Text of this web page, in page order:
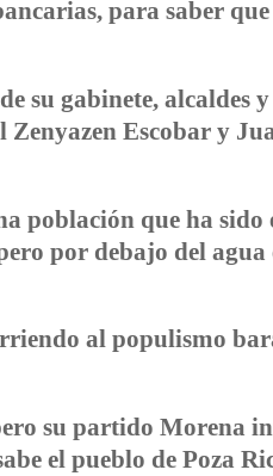
para saber que
su gabinete, alcaldes
Zenyazen Escobar y
población que ha sido
por debajo del
al populismo
su partido Morena
el pueblo de Poza